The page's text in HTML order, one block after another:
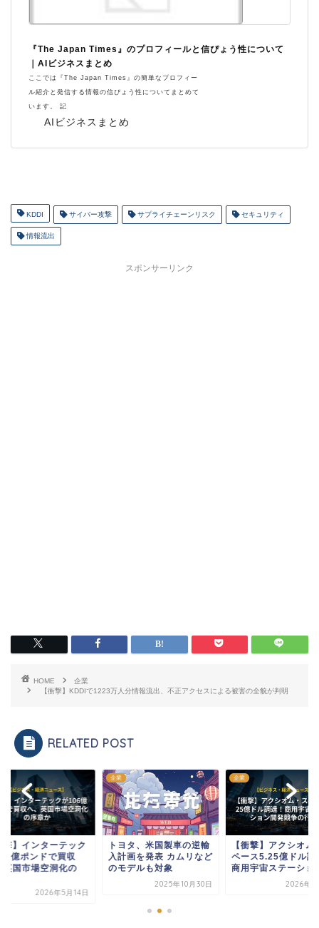
AIビジネスまとめ
『The Japan Times』のプロフィールと信ぴょう性について
｜AIビジネスまとめ
ここでは『The Japan Times』の簡単なプロフィー
ル紹介と発信する情報の信ぴょう性についてまとめて
います。 記
KDDI サイバー攻撃 サプライチェーンリスク セキュリティ
情報流出
スポンサーリンク
HOME
企業
【衝撃】KDDIで1223万人分情報流出、不正アクセスによる被害の全貌が判明
RELATED POST
トヨタ、米国製車の逆輸
入計画を発表 カムリなど
のモデルも対象
企業
【衝撃】アクシオム・ス
ペース5.25億ドル調達！
商用宇宙ステーショ...
2026年6月6日
企業
【衝撃】イン
が106億ポン
へ、英国市場